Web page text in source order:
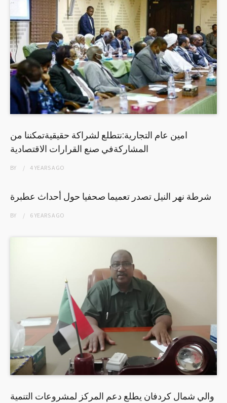
امين عام التجارية:نتطلع لشراكة حقيقيةتمكننا من
المشاركةفي صنع القرارات الاقتصادية
BY 4 YEARSAGO
شرطة نهر النيل تصدر تعميما صحفيا حول أحداث عطبرة
BY 6 YEARSAGO
والي شمال كردفان يطلع دعم المركز لمشروعات التنمية